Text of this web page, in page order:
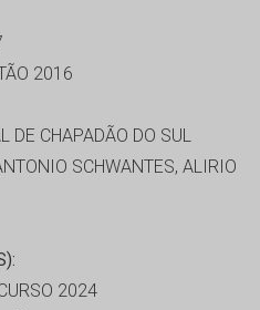
2016
DE CHAPADÃO DO SUL
SCHWANTES, ALIRIO
2024